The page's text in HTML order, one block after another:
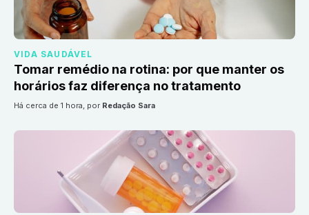
VIDA SAUDÁVEL
Tomar remédio na rotina: por que manter os
horários faz diferença no tratamento
há cerca de 1 hora, por Redação Sara